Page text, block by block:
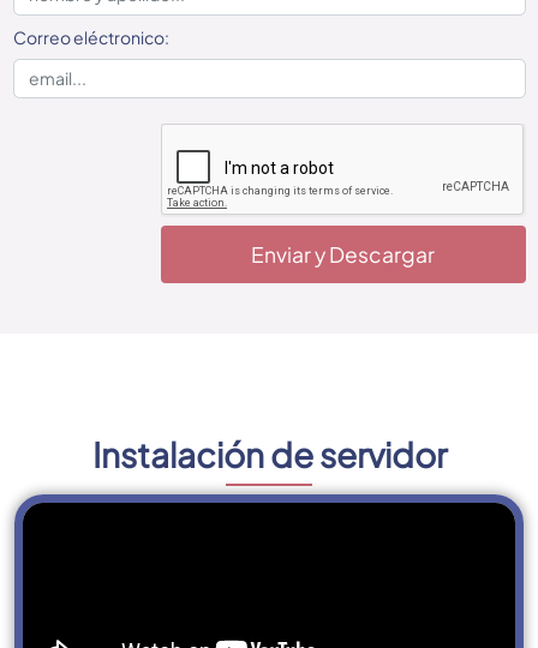
Correo eléctronico:
Enviar y Descargar
Instalación de servidor